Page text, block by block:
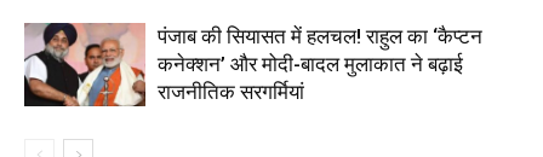
पंजाब की सियासत में हलचल! राहुल का ‘कैप्टन
कनेक्शन’ और मोदी-बादल मुलाकात ने बढ़ाई
राजनीतिक सरगर्मियां